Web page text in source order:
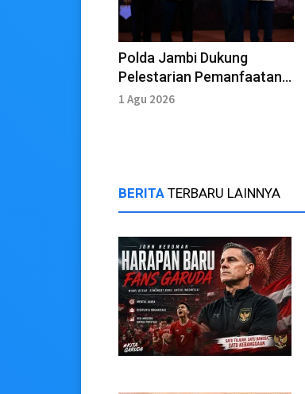
Polda Jambi Dukung
Pelestarian Pemanfaatan
dan Pengamanan Kawasan
1 Agu 2026
BERITA TERBARU LAINNYA